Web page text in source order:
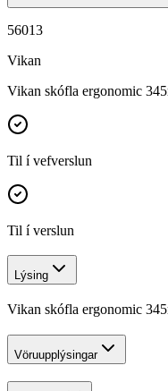
56013
Vikan
Vikan skófla ergonomic
Til í vefverslun
Til í verslun
Lýsing
Vikan skófla ergonomic
Vöruupplýsingar